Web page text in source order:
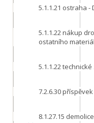
5.1.1.21 ostraha -
5.1.1.22nákup
ostatního
5.1.1.22technické
7.2.6.30příspěvek
8.1.27.15